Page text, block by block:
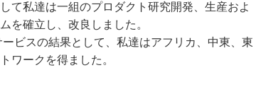
て私達は一組のプロダクト研究開発、生産およ
を確立し、改良しました。
ビスの結果として、私達はアフリカ、中東、東
ワークを得ました。